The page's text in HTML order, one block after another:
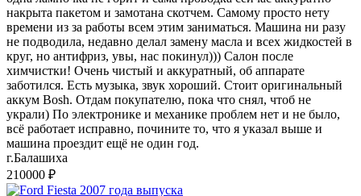
накрыта пакетом и замотана скотчем. Самому просто нету
времени из за работы всем этим заниматься. Машина ни разу
не подводила, недавно делал замену масла и всех жидкостей в
круг, но антифриз, увы, нас покинул))) Салон после
химчистки! Очень чистый и аккуратный, об аппарате
заботился. Есть музыка, звук хороший. Стоит оригинальный
аккум Bosh. Отдам покупателю, пока что снял, чтоб не
украли) По электронике и механике проблем нет и не было,
всё работает исправно, почините то, что я указал выше и
машина проездит ещё не один год.
г.Балашиха
210000 ₽